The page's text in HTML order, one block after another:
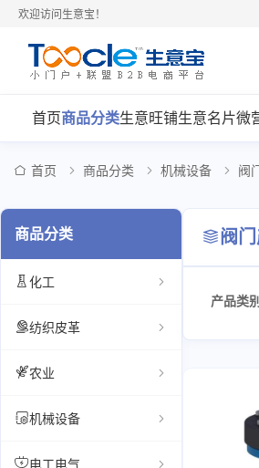
欢迎访问生意宝！
首页商品分类生意旺铺生意名片微
首页 商品分类 机械设备 阀
商品分类
化工
纺织皮革
农业
机械设备
电工电气
阀
产品类